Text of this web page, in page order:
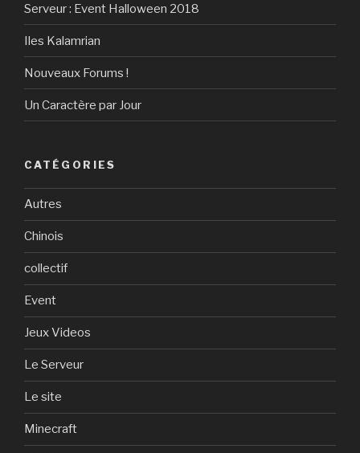
Serveur : Event Halloween 2018
Iles Kalamrian
Nouveaux Forums !
Un Caractère par Jour
CATÉGORIES
Autres
Chinois
collectif
Event
Jeux Videos
Le Serveur
Le site
Minecraft